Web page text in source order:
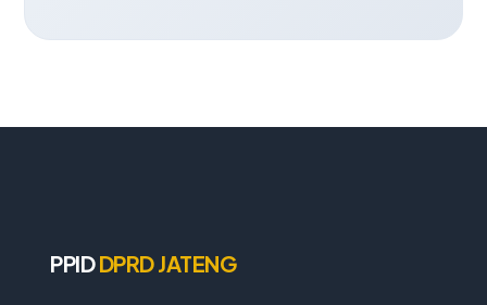
PPIDDPRD JATENG